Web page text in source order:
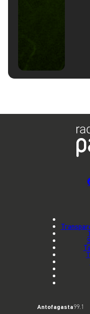
Antofagasta99.1